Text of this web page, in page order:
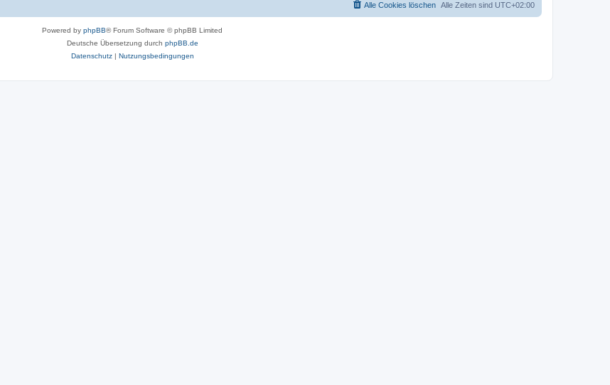
Alle Zeiten sind UTC+02:00
Alle Cookies löschen
Powered by phpBB® Forum Software © phpBB Limited
Deutsche Übersetzung durch phpBB.de
Datenschutz| Nutzungsbedingungen